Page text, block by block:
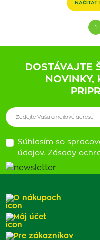
NAČÍTAŤ
1
DOSTÁVAJTE
NOVINKY,
Súhlasím so
údajov. Zásady
O nákupoch
Môj účet
Pre zákazníkov